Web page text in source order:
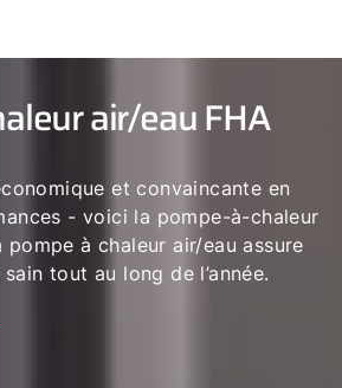
air/eau FHA
et convaincante en
- voici la pompe-à-chaleur
pompe à chaleur air/eau assure
tout au long de l’année.
nous vous aider ?
FHA